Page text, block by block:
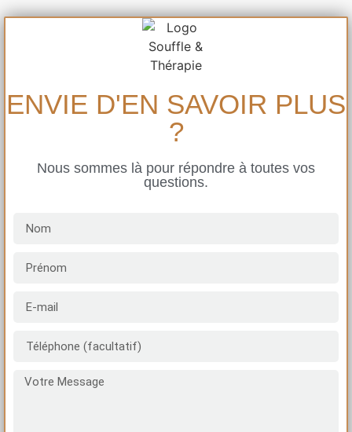
ENVIE D'EN SAVOIR PLUS
?
Nous sommes là pour répondre à toutes vos
questions.